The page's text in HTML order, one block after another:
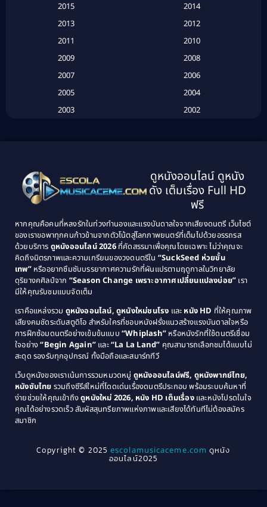
(134)
Classic หนังคลาสสิก(21)
Classic หนังคลาสสิก(25)
Comedy ตลก(46)
Comedy ตลก(515)
Coming of Age ก้าวพ้นวัย(1)
Coming-of-Age(3)
Community(1)
Crime อาชญากรรม(78)
Cult Film(4)
2015
2014
2013
2012
2011
2010
2009
2008
2007
2006
2005
2004
2003
2002
1995
1994
1993
1992
1989
1988
1987
1986
1985
1984
1983
1982
1979
1978
1976
1975
1974
1971
1970
1969
1968
1964
1963
1940
ดูหนังออนไลน์ ดูหนัง
ดัง เต็มเรื่อง Full HD
ฟรี
หากคุณคือคนที่หลงรักในท่วงทำนองและแรงบันดาลใจจากเสียงดนตรี เว็บไซต์
ของเราขอพาทุกคนก้าวข้ามจากตัวโน้ตสู่โลกภาพยนตร์ที่เต็มไปด้วยอรรถรส
ด้วยบริการ ดูหนังออนไลน์ 2026ที่คัดสรรมาเพื่อคุณโดยเฉพาะ ไม่ว่าคุณจะ
คิดถึงมิตรภาพและความเกรียนของวงดนตรีใน “SuckSeed ห่วยขั้น
เทพ”หรืออยากซึมซับบรรยากาศความรักที่ผันแปรตามฤดูกาลในวิทยาลัย
ดุริยางคศิลป์จาก “Season Change เพราะอากาศเปลี่ยนแปลงบ่อย” เรา
มีให้คุณรับชมแบบจัดเต็ม
เราคือแหล่งรวม ดูหนังออนไลน์, ดูหนังใหม่ชนโรง และ หนัง HD ที่ให้คุณภาพ
เสียงคมชัดระดับสตูดิโอ สำหรับใครที่ชอบหนังฝรั่งแนวสร้างแรงบันดาลใจหรือ
การฝึกซ้อมดนตรีอย่างเข้มข้นแบบ “Whiplash” หรือหนังรักที่ใช้ดนตรีเชื่อม
ใจอย่าง“Begin Again” และ“La La Land” คุณสามารถเลือกชมได้แบบไม่
สะดุด รองรับทุกอุปกรณ์ ทั้งมือถือและสมาร์ททีวี
เว็บดูหนังของเราเน้นการรวมหมวดหมู่ ดูหนังออนไลน์ฟรี, ดูหนังพากย์ไทย,
หนังซับไทย รวมถึงซีรีส์ใหม่ที่โดดเด่นเรื่องดนตรีประกอบ พร้อมระบบค้นหาที่
ง่ายช่วยให้คุณเข้าถึงดูหนังใหม่ 2026, หนัง HD เต็มเรื่องและหนังโปรดในใจ
คุณได้อย่างรวดเร็ว สัมผัสสุนทรียภาพแห่งภาพและเสียงได้ทันทีไม่ต้องสมัคร
สมาชิก
Copyright © 2025escolamusicaceme.com ดูหนัง
ออนไลน์2025